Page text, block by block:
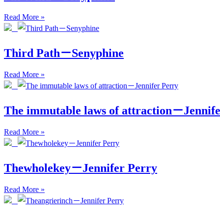
Read More »
Third Path－Senyphine
Read More »
The immutable laws of attraction－
Read More »
Thewholekey－Jennifer Perry
Read More »